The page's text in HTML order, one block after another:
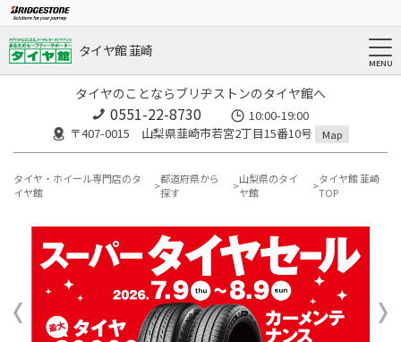
タイヤ館 韮崎
タイヤのことならブリヂストンのタイヤ館へ
0551-22-8730
10:00-19:00
〒407-0015 山梨県韮崎市若宮2丁目15番10号
Map
タイヤ・ホイール専門店のタ
イヤ館
都道府県から
探す
山梨県のタイ
ヤ館
タイヤ館 韮崎
TOP